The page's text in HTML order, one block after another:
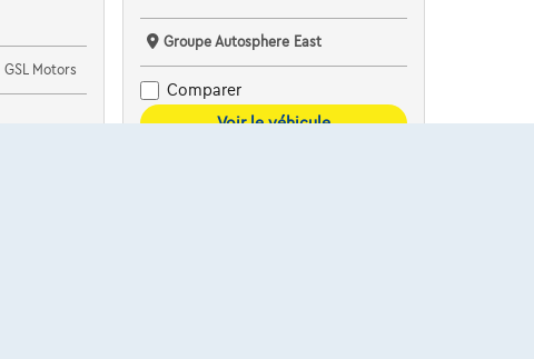
GSL Motors
Groupe Autosphere East
Comparer
Voir le véhicule